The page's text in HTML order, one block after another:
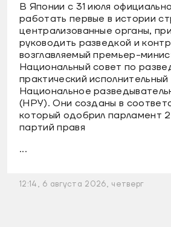
В Японии с 31 июля
работать первые в истории
централизованные органы,
руководить разведкой и
возглавляемый премьер-
Национальный совет по
практический
Национальное
(НРУ). Они созданы в
который одобрил парламент
партий правя
...
12:14, 6 августа 2026, четверг